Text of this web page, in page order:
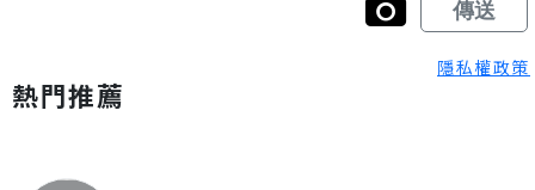
隱私權政策
熱門推薦